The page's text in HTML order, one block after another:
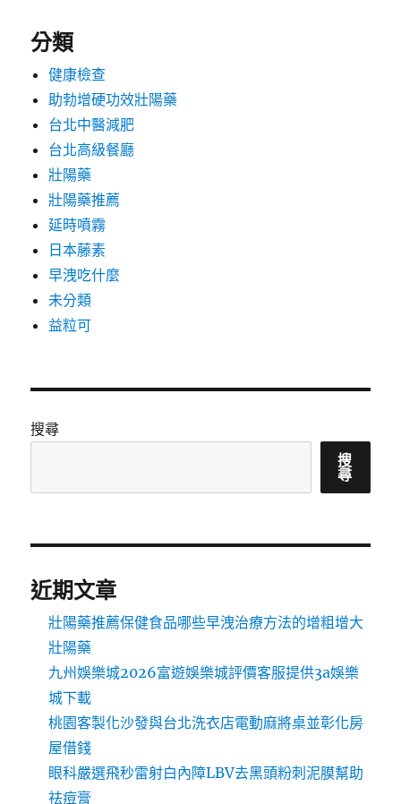
分類
健康檢查
助勃增硬功效壯陽藥
台北中醫減肥
台北高級餐廳
壯陽藥
壯陽藥推薦
延時噴霧
日本藤素
早洩吃什麼
未分類
益粒可
搜尋
搜
尋
近期文章
壯陽藥推薦保健食品哪些早洩治療方法的增粗增大
壯陽藥
九州娛樂城2026富遊娛樂城評價客服提供3a娛樂
城下載
桃園客製化沙發與台北洗衣店電動麻將桌並彰化房
屋借錢
眼科嚴選飛秒雷射白內障LBV去黑頭粉刺泥膜幫助
祛痘膏